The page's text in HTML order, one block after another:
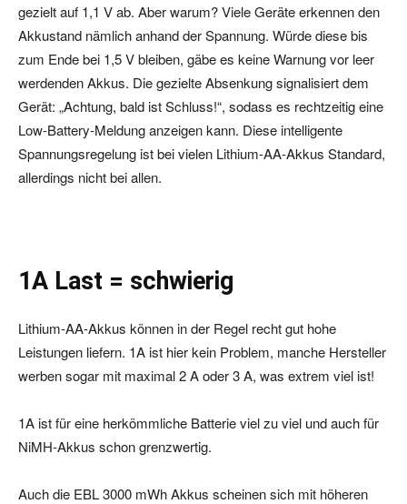
gezielt auf 1,1 V ab. Aber warum? Viele Geräte erkennen den
Akkustand nämlich anhand der Spannung. Würde diese bis
zum Ende bei 1,5 V bleiben, gäbe es keine Warnung vor leer
werdenden Akkus. Die gezielte Absenkung signalisiert dem
Gerät: „Achtung, bald ist Schluss!“, sodass es rechtzeitig eine
Low-Battery-Meldung anzeigen kann. Diese intelligente
Spannungsregelung ist bei vielen Lithium-AA-Akkus Standard,
allerdings nicht bei allen.
1A Last = schwierig
Lithium-AA-Akkus können in der Regel recht gut hohe
Leistungen liefern. 1A ist hier kein Problem, manche Hersteller
werben sogar mit maximal 2 A oder 3 A, was extrem viel ist!
1A ist für eine herkömmliche Batterie viel zu viel und auch für
NiMH-Akkus schon grenzwertig.
Auch die EBL 3000 mWh Akkus scheinen sich mit höheren